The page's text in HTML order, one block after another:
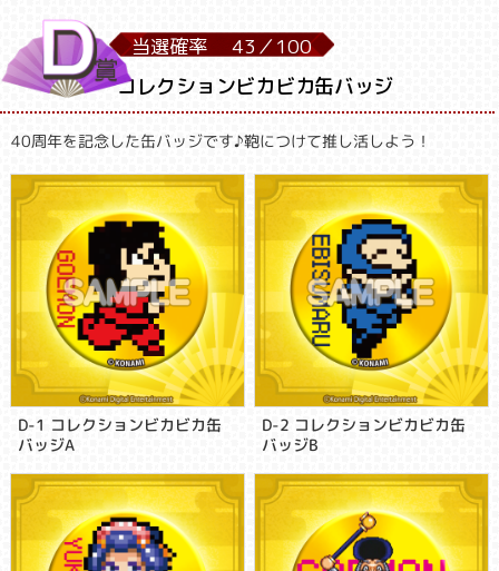
当選確率 43／100
コレクションビカビカ缶バッジ
40周年を記念した缶バッジです♪鞄につけて推し活しよう！
D-1 コレクションビカビカ缶
バッジA
D-2 コレクションビカビカ缶
バッジB